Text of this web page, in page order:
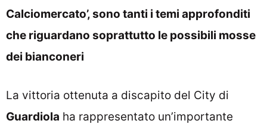
Calciomercato’, sono tanti i temi approfonditi
che riguardano soprattutto le possibili mosse
dei bianconeri
La vittoria ottenuta a discapito del City di
Guardiola ha rappresentato un’importante